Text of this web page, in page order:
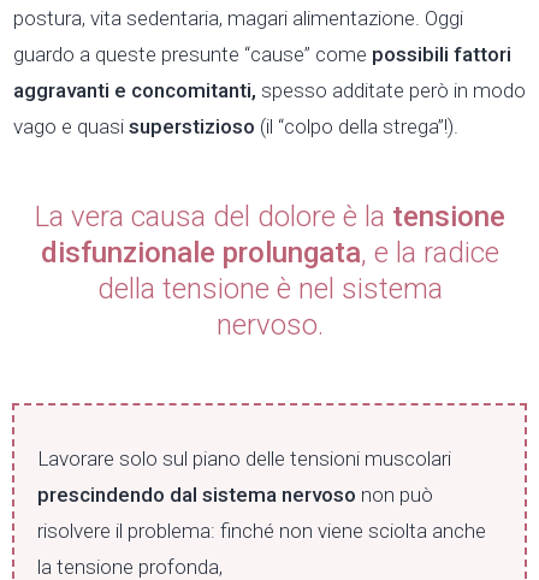
postura, vita sedentaria, magari alimentazione. Oggi
guardo a queste presunte “cause” come possibili fattori
aggravanti e concomitanti, spesso additate però in modo
vago e quasi superstizioso (il “colpo della strega”!).
La vera causa del dolore è la tensione
disfunzionale prolungata, e la radice
della tensione è nel sistema
nervoso.
Lavorare solo sul piano delle tensioni muscolari
prescindendo dal sistema nervoso non può
risolvere il problema: finché non viene sciolta anche
la tensione profonda,